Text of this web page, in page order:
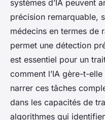
systèmes d’IA peuvent
précision remarquable,
médecins en termes de
permet une détection
est essentiel pour un
comment l’IA gère-t-
narrer ces tâches
dans les capacités de
algorithmes qui